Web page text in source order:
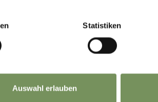
Statistiken
Auswahl erlauben